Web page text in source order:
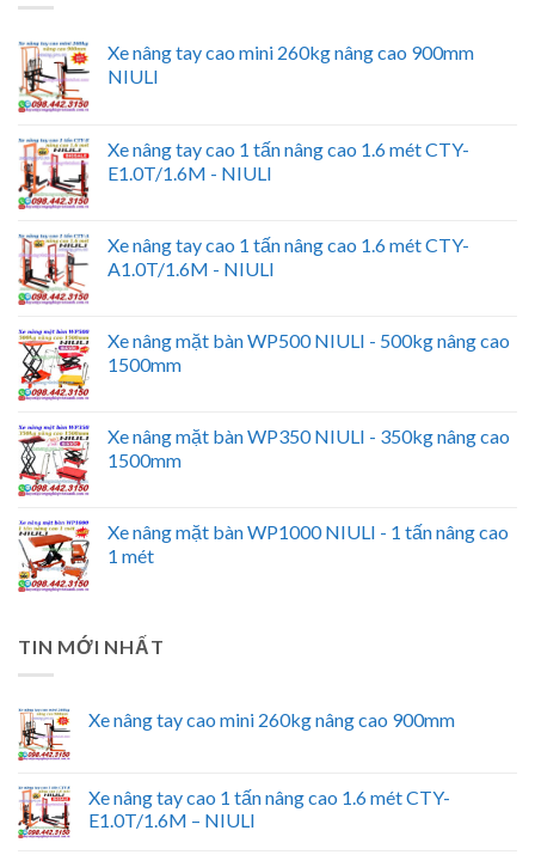
Xe nâng tay cao mini 260kg nâng cao 900mm
NIULI
Xe nâng tay cao 1 tấn nâng cao 1.6 mét CTY-
E1.0T/1.6M - NIULI
Xe nâng tay cao 1 tấn nâng cao 1.6 mét CTY-
A1.0T/1.6M - NIULI
Xe nâng mặt bàn WP500 NIULI - 500kg nâng cao
1500mm
Xe nâng mặt bàn WP350 NIULI - 350kg nâng cao
1500mm
Xe nâng mặt bàn WP1000 NIULI - 1 tấn nâng cao
1 mét
TIN MỚI NHẤT
Xe nâng tay cao mini 260kg nâng cao 900mm
Xe nâng tay cao 1 tấn nâng cao 1.6 mét CTY-
E1.0T/1.6M – NIULI